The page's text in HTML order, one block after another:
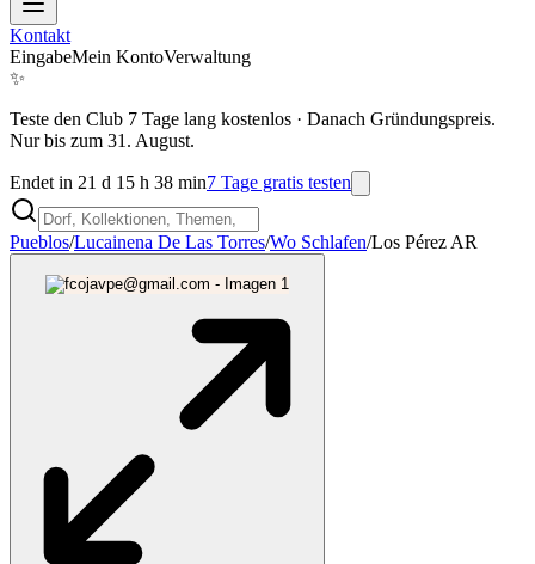
Kontakt
EingabeMein KontoVerwaltung
✨
Teste den Club 7 Tage lang kostenlos · Danach Gründungspreis.
Nur bis zum 31. August.
Endet in 21 d 15 h 38 min7 Tage gratis testen
Pueblos/Lucainena De Las Torres/Wo Schlafen/Los Pérez AR